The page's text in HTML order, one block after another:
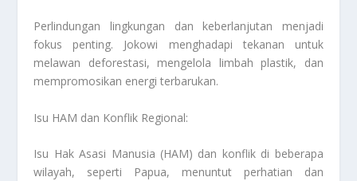
Perlindungan lingkungan dan keberlanjutan menjadi
fokus penting. Jokowi menghadapi tekanan untuk
melawan deforestasi, mengelola limbah plastik, dan
mempromosikan energi terbarukan.
Isu HAM dan Konflik Regional:
Isu Hak Asasi Manusia (HAM) dan konflik di beberapa
wilayah, seperti Papua, menuntut perhatian dan